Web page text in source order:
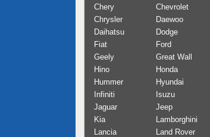
Chery
Chevrolet
Chrysler
Daewoo
Daihatsu
Dodge
Fiat
Ford
Geely
Great Wall
Hino
Honda
Hummer
Hyundai
Infiniti
Isuzu
Jaguar
Jeep
Kia
Lamborghini
Lancia
Land Rover